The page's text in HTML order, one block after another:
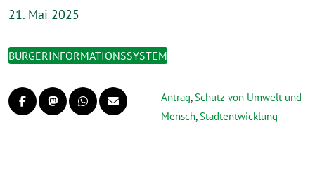
21. Mai 2025
BÜRGERINFORMATIONSSYSTEM
Antrag,Schutz von Umwelt und
Mensch,Stadtentwicklung